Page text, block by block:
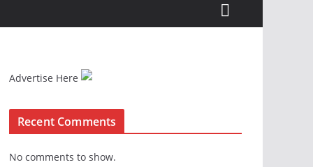
Advertise Here
Recent Comments
No comments to show.